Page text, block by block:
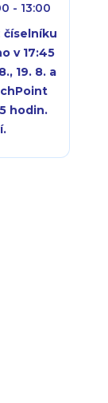
- 13:00
číselníku
v 17:45
19. 8. a
hodin.